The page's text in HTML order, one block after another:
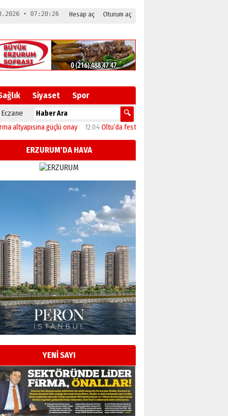
Hesap aç Oturum aç
• 07:20:27
Siyaset Spor
güçlü onay 12:04 Oltu’da festival coşkusu konserle zirveye ulaştı
ERZURUM'DA HAVA
YENİ SAYI
Esat BİNDESEN
Başkan Sekmen’den Erzurum’a
bir vizyon proje daha!
02 Ağustos 2026 Pazar
Kadir SABUNCUOĞLU
Erzurumspor’un köşe taşları
29 Haziran 2026 Pazartesi
Kenan GÜLERCİ
Murat Şahsuvaroğlu ERKON’da
çıtayı yukarı taşırken,
yönetimdekiler aşağı
çekmemeli!
17 Şubat 2026 SalıOrhan BOZKURT